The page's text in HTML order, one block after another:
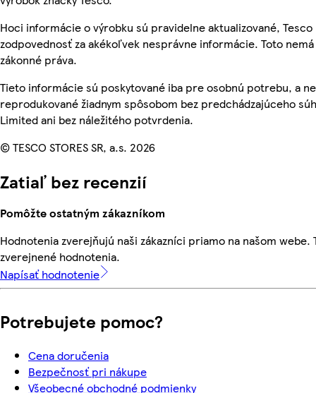
Hoci informácie o výrobku sú pravidelne aktualizované, Tesco
zodpovednosť za akékoľvek nesprávne informácie. Toto nemá
zákonné práva.
Tieto informácie sú poskytované iba pre osobnú potrebu, a
reprodukované žiadnym spôsobom bez predchádzajúceho
Limited ani bez náležitého potvrdenia.
© TESCO STORES SR, a.s. 2026
Zatiaľ bez recenzií
Pomôžte ostatným zákazníkom
Hodnotenia zverejňujú naši zákazníci priamo na našom webe.
zverejnené hodnotenia.
Napísať hodnotenie
Potrebujete pomoc?
Cena doručenia
Bezpečnosť pri nákupe
Všeobecné obchodné podmienky